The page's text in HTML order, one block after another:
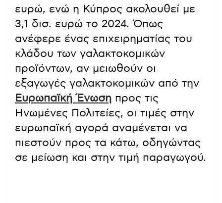
ευρώ, ενώ η Κύπρος ακολουθεί με
3,1 δισ. ευρώ το 2024. Όπως
ανέφερε ένας επιχειρηματίας του
κλάδου των γαλακτοκομικών
προϊόντων, αν μειωθούν οι
εξαγωγές γαλακτοκομικών από την
Ευρωπαϊκή Ένωση προς τις
Ηνωμένες Πολιτείες, οι τιμές στην
ευρωπαϊκή αγορά αναμένεται να
πιεστούν προς τα κάτω, οδηγώντας
σε μείωση και στην τιμή παραγωγού.